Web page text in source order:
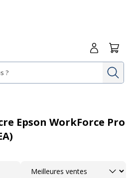
Me
Epson WorkForce Pro
Trier